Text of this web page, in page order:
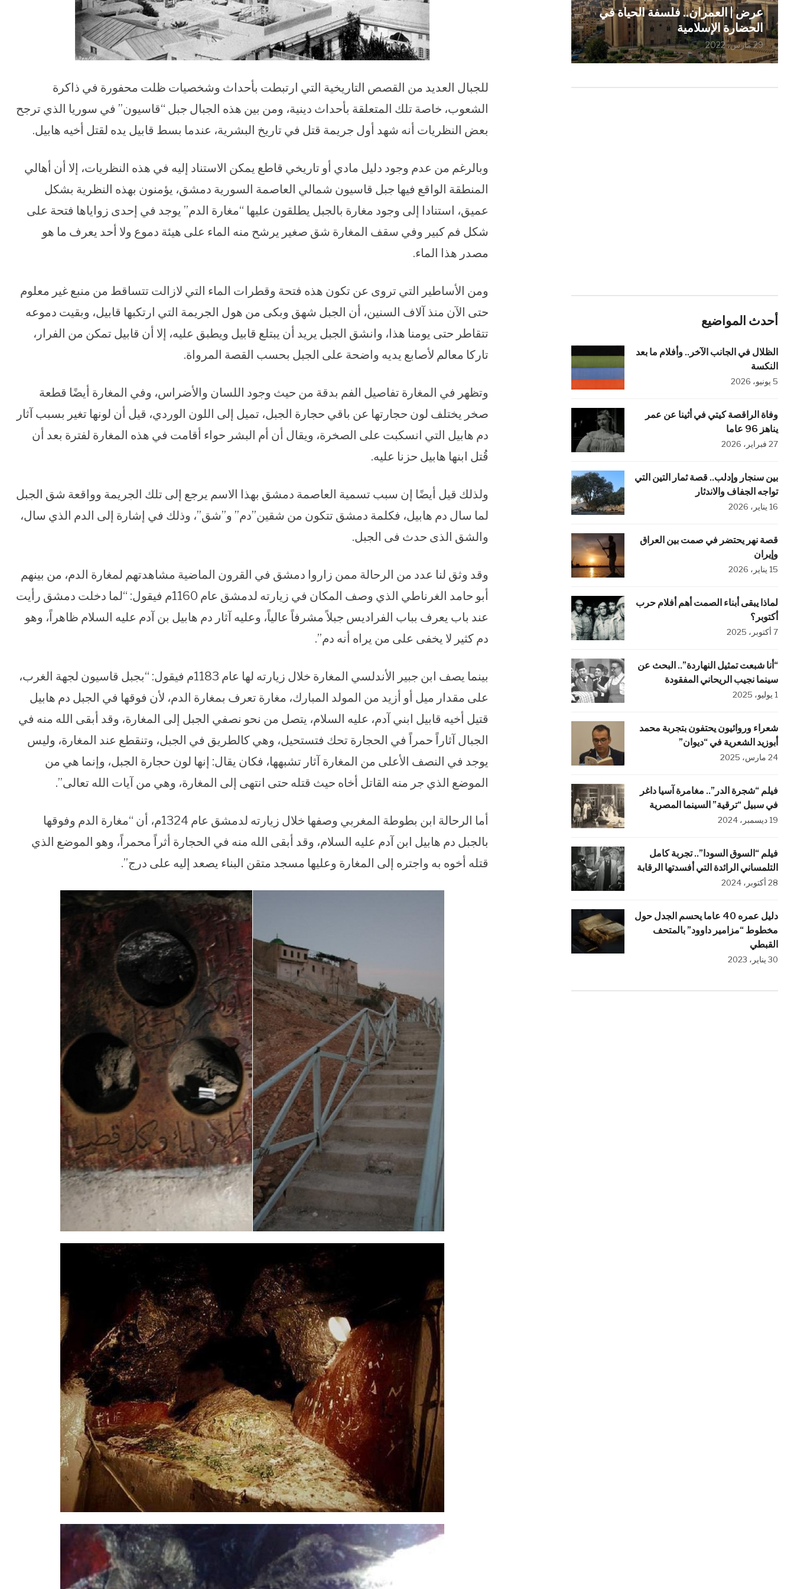
للجبال العديد من القصص التاريخية التي ارتبطت بأحداث وشخصيات ظلت محفورة في ذاكرة
الشعوب، خاصة تلك المتعلقة بأحداث دينية، ومن بين هذه الجبال جبل “قاسيون” في سوريا الذي ترجح
بعض النظريات أنه شهد أول جريمة قتل في تاريخ البشرية، عندما بسط قابيل يده لقتل أخيه هابيل.
وبالرغم من عدم وجود دليل مادي أو تاريخي قاطع يمكن الاستناد إليه في هذه النظريات، إلا أن أهالي
المنطقة الواقع فيها جبل قاسيون شمالي العاصمة السورية دمشق، يؤمنون بهذه النظرية بشكل
عميق، استنادا إلى وجود مغارة بالجبل يطلقون عليها “مغارة الدم” يوجد في إحدى زواياها فتحة على
شكل فم كبير وفي سقف المغارة شق صغير يرشح منه الماء على هيئة دموع ولا أحد يعرف ما هو
مصدر هذا الماء.
ومن الأساطير التي تروى عن تكون هذه فتحة وقطرات الماء التي لازالت تتساقط من منبع غير معلوم
حتى الآن منذ آلاف السنين، أن الجبل شهق وبكى من هول الجريمة التي ارتكبها قابيل، وبقيت دموعه
تتقاطر حتى يومنا هذا، وانشق الجبل يريد أن يبتلع قابيل ويطبق عليه، إلا أن قابيل تمكن من الفرار،
تاركا معالم لأصابع يديه واضحة على الجبل بحسب القصة المرواة.
وتظهر في المغارة تفاصيل الفم بدقة من حيث وجود اللسان والأضراس، وفي المغارة أيضًا قطعة
صخر يختلف لون حجارتها عن باقي حجارة الجبل، تميل إلى اللون الوردي، قيل أن لونها تغير بسبب آثار
دم هابيل التي انسكبت على الصخرة، ويقال أن أم البشر حواء أقامت في هذه المغارة لفترة بعد أن
قُتل ابنها هابيل حزنا عليه.
ولذلك قيل أيضًا إن سبب تسمية العاصمة دمشق بهذا الاسم يرجع إلى تلك الجريمة وواقعة شق الجبل
لما سال دم هابيل، فكلمة دمشق تتكون من شقين”دم” و”شق”، وذلك في إشارة إلى الدم الذي سال،
والشق الذى حدث فى الجبل.
وقد وثق لنا عدد من الرحالة ممن زاروا دمشق في القرون الماضية مشاهدتهم لمغارة الدم، من بينهم
أبو حامد الغرناطي الذي وصف المكان في زيارته لدمشق عام 1160م فيقول: “لما دخلت دمشق رأيت
عند باب يعرف بباب الفراديس جبلاً مشرفاً عالياً، وعليه آثار دم هابيل بن آدم عليه السلام ظاهراً، وهو
دم كثير لا يخفى على من يراه أنه دم”.
بينما يصف ابن جبير الأندلسي المغارة خلال زيارته لها عام 1183م فيقول: “بجبل قاسيون لجهة الغرب،
على مقدار ميل أو أزيد من المولد المبارك، مغارة تعرف بمغارة الدم، لأن فوقها في الجبل دم هابيل
قتيل أخيه قابيل ابني آدم، عليه السلام، يتصل من نحو نصفي الجبل إلى المغارة، وقد أبقى الله منه في
الجبال آثاراً حمراً في الحجارة تحك فتستحيل، وهي كالطريق في الجبل، وتنقطع عند المغارة، وليس
يوجد في النصف الأعلى من المغارة آثار تشبهها، فكان يقال: إنها لون حجارة الجبل، وإنما هي من
الموضع الذي جر منه القاتل أخاه حيث قتله حتى انتهى إلى المغارة، وهي من آيات الله تعالى”.
أما الرحالة ابن بطوطة المغربي وصفها خلال زيارته لدمشق عام 1324م، أن “مغارة الدم وفوقها
بالجبل دم هابيل ابن آدم عليه السلام، وقد أبقى الله منه في الحجارة أثراً محمراً، وهو الموضع الذي
قتله أخوه به واجتره إلى المغارة وعليها مسجد متقن البناء يصعد إليه على درج”.
عرض | العمران.. فلسفة الحياة في
الحضارة الإسلامية
29 مارس، 2022
أحدث المواضيع
الظلال في الجانب الآخر.. وأفلام ما بعد
النكسة
5 يونيو، 2026
وفاة الراقصة كيتي في أثينا عن عمر
يناهز 96 عاما
27 فبراير، 2026
بين سنجار وإدلب.. قصة ثمار التين التي
تواجه الجفاف والاندثار
16 يناير، 2026
قصة نهر يحتضر في صمت بين العراق
وإيران
15 يناير، 2026
لماذا يبقى أبناء الصمت أهم أفلام حرب
أكتوبر؟
7 أكتوبر، 2025
“أنا شبعت تمثيل النهاردة”.. البحث عن
سينما نجيب الريحاني المفقودة
1 يوليو، 2025
شعراء وروائيون يحتفون بتجربة محمد
أبوزيد الشعرية في “ديوان”
24 مارس، 2025
فيلم “شجرة الدر”.. مغامرة آسيا داغر
في سبيل “ترقية” السينما المصرية
19 ديسمبر، 2024
فيلم “السوق السودا”.. تجربة كامل
التلمساني الرائدة التي أفسدتها الرقابة
28 أكتوبر، 2024
دليل عمره 40 عاما يحسم الجدل حول
مخطوط “مزامير داوود” بالمتحف
القبطي
30 يناير، 2023